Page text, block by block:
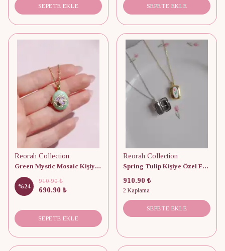
SEPETE EKLE SEPETE EKLE
Reorah Collection
Green Mystic Mosaic Kişiye Özel Fotoğraflı Kapaklı Kolye
%24
910.90 ₺
690.90 ₺
SEPETE EKLE
Reorah Collection
Spring Tulip Kişiye Özel Fotoğraflı Kapaklı Kolye
910.90 ₺
2 Kaplama
SEPETE EKLE